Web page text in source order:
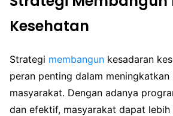
Kesehatan
Strategi membangun kesadaran
peran penting dalam meningkatkan
masyarakat. Dengan adanya
dan efektif, masyarakat dapat lebih